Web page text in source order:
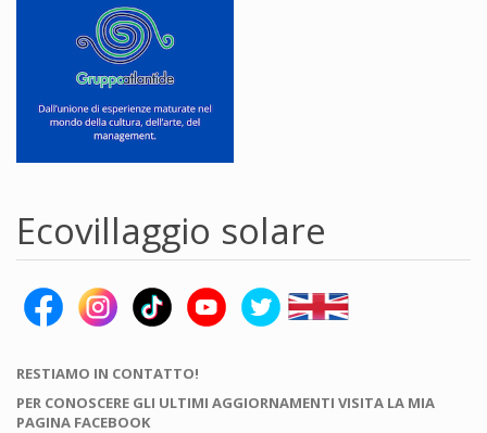
Ecovillaggio solare
RESTIAMO IN CONTATTO!
PER CONOSCERE GLI ULTIMI AGGIORNAMENTI VISITA LA MIA
PAGINA FACEBOOK